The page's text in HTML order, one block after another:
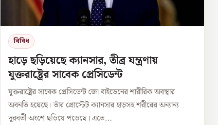
বিবিধ
হাড়ে ছড়িয়েছে ক্যানসার, তীব্র যন্ত্রণায়
যুক্তরাষ্ট্রের সাবেক প্রেসিডেন্ট
যুক্তরাষ্ট্রের সাবেক প্রেসিডেন্ট জো বাইডেনের শারীরিক অবস্থার
অবনতি হয়েছে। তাঁর প্রোস্টেট ক্যানসার হাড়সহ শরীরের অন্যান্য
দূরবর্তী অংশে ছড়িয়ে পড়েছে। এতে...